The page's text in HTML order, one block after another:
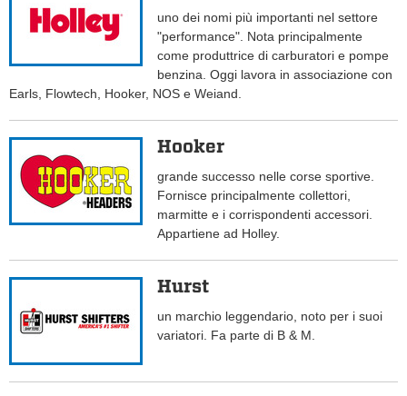
uno dei nomi più importanti nel settore
"performance". Nota principalmente
come produttrice di carburatori e pompe
benzina. Oggi lavora in associazione con
Earls, Flowtech, Hooker, NOS e Weiand.
Hooker
grande successo nelle corse sportive.
Fornisce principalmente collettori,
marmitte e i corrispondenti accessori.
Appartiene ad Holley.
Hurst
un marchio leggendario, noto per i suoi
variatori. Fa parte di B & M.